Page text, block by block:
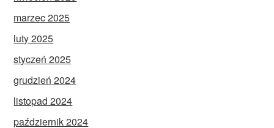
marzec 2025
luty 2025
styczeń 2025
grudzień 2024
listopad 2024
październik 2024